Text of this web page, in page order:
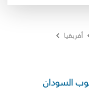
أفريقيا
السودان